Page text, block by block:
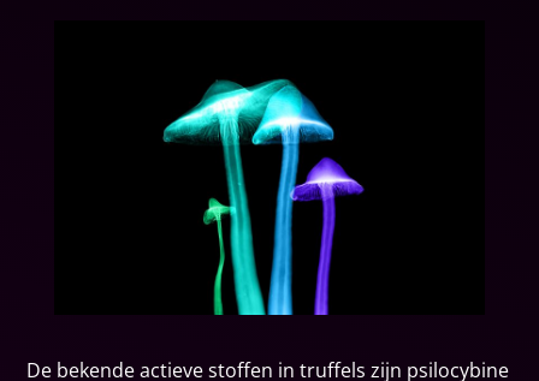
De bekende actieve stoffen in truffels zijn psilocybine